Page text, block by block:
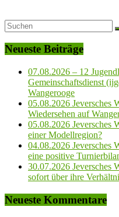
Neueste Beiträge
07.08.2026 – 12
Gemeinschaftsdienst
Wangerooge
05.08.2026 Jeversches
Wiedersehen auf
05.08.2026 Jeversches
einer Modellregion?
04.08.2026 Jeversches
eine positive
30.07.2026 Jeversches
sofort über ihre
Neueste Kommentare